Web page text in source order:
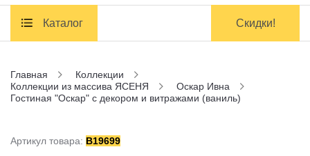
Каталог Скидки!
Главная
Коллекции
Коллекции из массива ЯСЕНЯ
Оскар Ивна
Гостиная "Оскар" с декором и витражами (ваниль)
Артикул товара: B19699